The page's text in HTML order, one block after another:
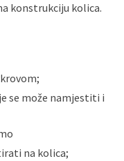
konstrukciju kolica.
se može namjestiti i
na kolica;